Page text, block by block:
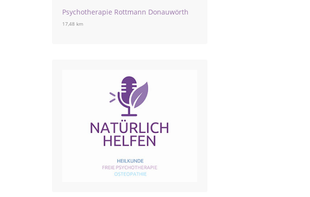
Psychotherapie Rottmann Donauwörth
17,48 km